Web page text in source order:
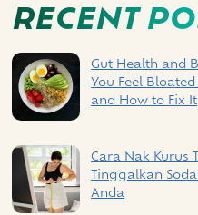
RECENT
Gut Health and
You Feel
and How to Fix It
Cara Nak Kurus
Tinggalkan
Anda